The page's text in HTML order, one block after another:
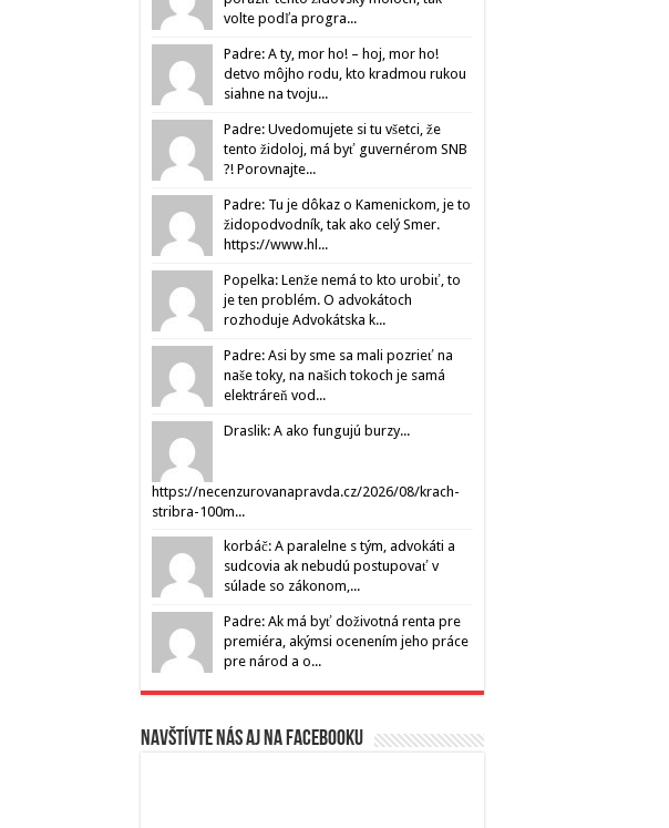
volte podľa progra...
Padre: A ty, mor ho! – hoj, mor ho!
detvo môjho rodu, kto kradmou rukou
siahne na tvoju...
Padre: Uvedomujete si tu všetci, že
tento židoloj, má byť guvernérom SNB
?! Porovnajte...
Padre: Tu je dôkaz o Kamenickom, je to
židopodvodník, tak ako celý Smer.
https://www.hl...
Popelka: Lenže nemá to kto urobiť, to
je ten problém. O advokátoch
rozhoduje Advokátska k...
Padre: Asi by sme sa mali pozrieť na
naše toky, na našich tokoch je samá
elektráreň vod...
Draslik: A ako fungujú burzy...
https://necenzurovanapravda.cz/2026/08/krach-
stribra-100m...
korbáč: A paralelne s tým, advokáti a
sudcovia ak nebudú postupovať v
súlade so zákonom,...
Padre: Ak má byť doživotná renta pre
premiéra, akýmsi ocenením jeho práce
pre národ a o...
Navštívte nás aj na Facebooku